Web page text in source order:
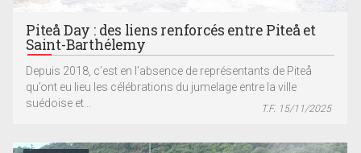
Piteå Day : des liens renforcés entre Piteå et
Saint-Barthélemy
Depuis 2018, c’est en l’absence de représentants de Piteå
qu’ont eu lieu les célébrations du jumelage entre la ville
suédoise et...
T.F. 15/11/2025